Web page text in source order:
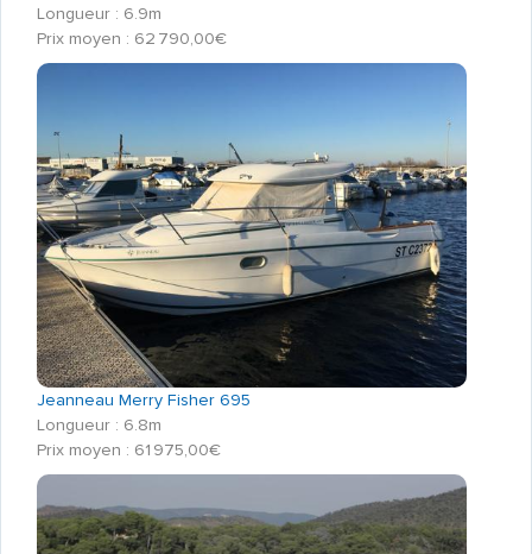
Longueur : 6.9m
Prix moyen : 62 790,00€
Jeanneau Merry Fisher 695
Longueur : 6.8m
Prix moyen : 61 975,00€